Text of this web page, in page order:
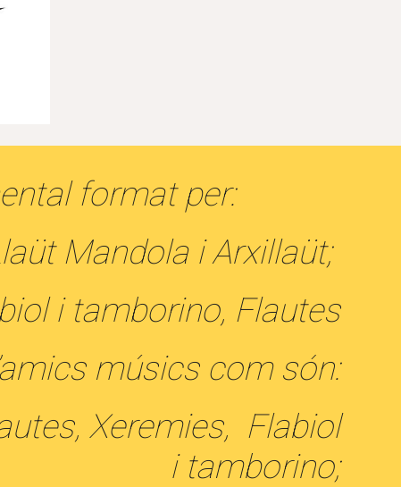
format per:
Mandola i Arxillaüt;
i tamborino, Flautes
músics com són:
Xeremies, Flabiol
i tamborino;